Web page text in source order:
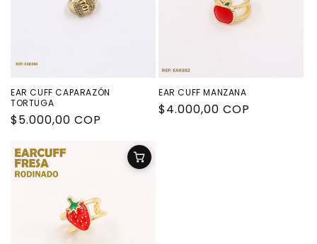
EAR CUFF CAPARAZÓN
TORTUGA
Precio
$5.000,00 COP
EAR CUFF MANZANA
Precio
$4.000,00 COP